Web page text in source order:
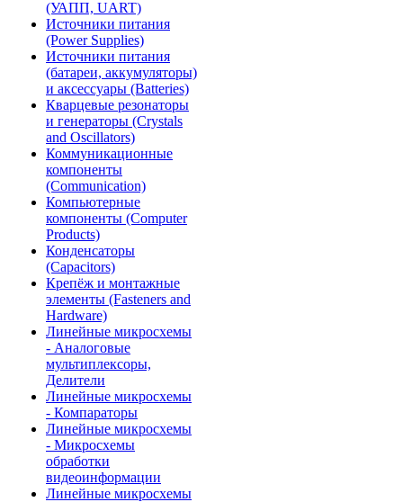
(УАПП, UART)
Источники питания
(Power Supplies)
Источники питания
(батареи, аккумуляторы)
и аксессуары (Batteries)
Кварцевые резонаторы
и генераторы (Crystals
and Oscillators)
Коммуникационные
компоненты
(Communication)
Компьютерные
компоненты (Computer
Products)
Конденсаторы
(Capacitors)
Крепёж и монтажные
элементы (Fasteners and
Hardware)
Линейные микросхемы
- Аналоговые
мультиплексоры,
Делители
Линейные микросхемы
- Компараторы
Линейные микросхемы
- Микросхемы
обработки
видеоинформации
Линейные микросхемы